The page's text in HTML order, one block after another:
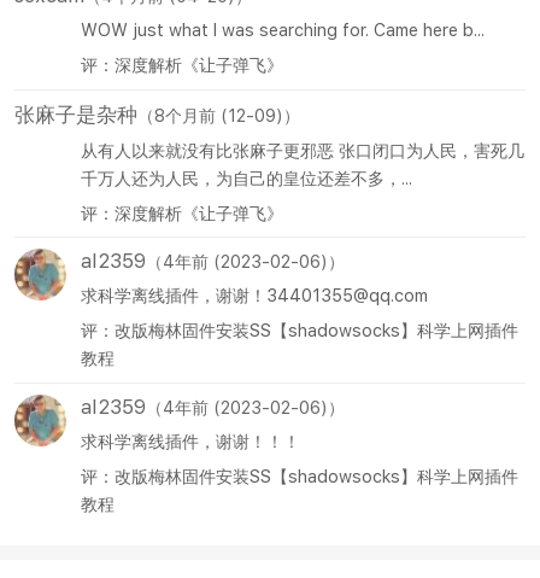
WOW just what I was searching for. Came here b...
评：深度解析《让子弹飞》
张麻子是杂种 （8个月前 (12-09)）
从有人以来就没有比张麻子更邪恶 张口闭口为人民，害死几
千万人还为人民，为自己的皇位还差不多，...
评：深度解析《让子弹飞》
al2359 （4年前 (2023-02-06)）
求科学离线插件，谢谢！34401355@qq.com
评：改版梅林固件安装SS【shadowsocks】科学上网插件
教程
al2359 （4年前 (2023-02-06)）
求科学离线插件，谢谢！！！
评：改版梅林固件安装SS【shadowsocks】科学上网插件
教程